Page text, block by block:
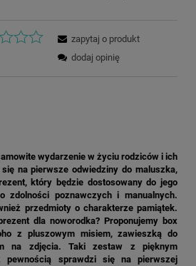
zapytaj o produkt
dodaj opinię
wydarzenie w życiu rodziców i ich
na pierwsze odwiedziny do maluszka,
który będzie dostosowany do jego
poznawczych i manualnych.
przedmioty o charakterze pamiątek.
dla noworodka? Proponujemy box
z pluszowym misiem, zawieszką do
na zdjęcia. Taki zestaw z pięknym
pewnością sprawdzi się na pierwszej